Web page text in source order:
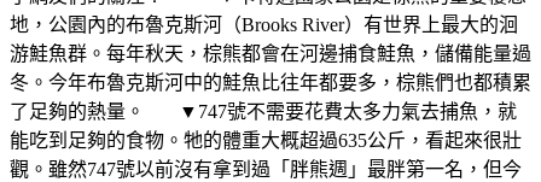
地，公園內的布魯克斯河（Brooks River）有世界上最大的洄
游鮭魚群。每年秋天，棕熊都會在河邊捕食鮭魚，儲備能量過
冬。今年布魯克斯河中的鮭魚比往年都要多，棕熊們也都積累
了足夠的熱量。 ▼747號不需要花費太多力氣去捕魚，就
能吃到足夠的食物。牠的體重大概超過635公斤，看起來很壯
觀。雖然747號以前沒有拿到過「胖熊週」最胖第一名，但今